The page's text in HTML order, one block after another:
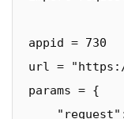
appid = 730
url = "https://
params = {